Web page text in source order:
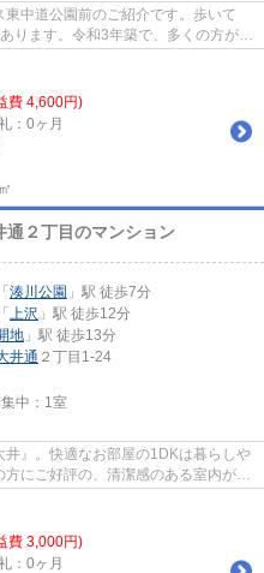
中道公園前のご紹介です。歩いて
ります。令和3年築で、多くの方がご
費 4,600円)
：0ヶ月
通２丁目のマンション
「 湊川公園 」駅 徒歩7分
「 上沢 」駅 徒歩12分
地 」駅 徒歩13分
井通 ２丁目1-24
中： 1室
』。快適なお部屋の1DKは暮らしや
にご好評の、清潔感のある室内が魅
費 3,000円)
：0ヶ月